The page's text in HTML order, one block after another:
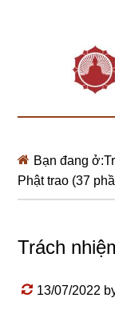
Bạn đang ở:
Phật trao (37
Trách
13/07/2022